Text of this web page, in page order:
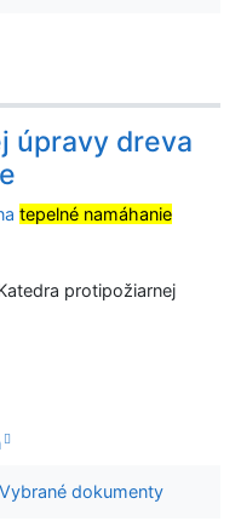
úpravy dreva
tepelné namáhanie
protipožiarnej
Vybrané dokumenty